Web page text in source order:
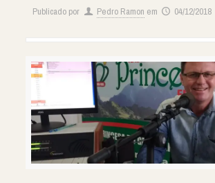
Publicado por Pedro Ramon em 04/12/2018